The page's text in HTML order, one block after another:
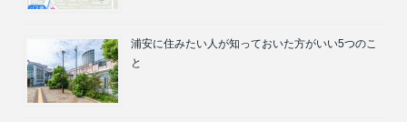
浦安に住みたい人が知っておいた方がいい5つのこ
と